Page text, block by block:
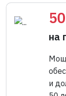
на
и